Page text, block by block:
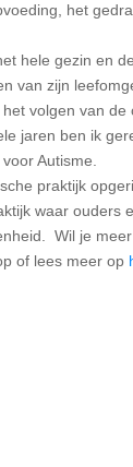
het
hele gezin en
van zijn
volgen van de
jaren ben ik
Autisme.
praktijk
waar ouders
Wil je
of lees meer op